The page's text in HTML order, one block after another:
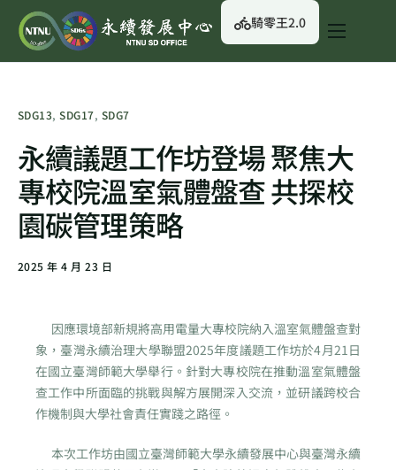
關於我們
永續資訊
校園綠生活
English
騎零王2.0
SDG13,SDG17, SDG7
永續議題工作坊登場 聚焦大
專校院溫室氣體盤查 共探校
園碳管理策略
2025 年 4 月 23 日
因應環境部新規將高用電量大專校院納入溫室氣體盤查對
象，臺灣永續治理大學聯盟2025年度議題工作坊於4月21日
在國立臺灣師範大學舉行。針對大專校院在推動溫室氣體盤
查工作中所面臨的挑戰與解方展開深入交流，並研議跨校合
作機制與大學社會責任實踐之路徑。
本次工作坊由國立臺灣師範大學永續發展中心與臺灣永續